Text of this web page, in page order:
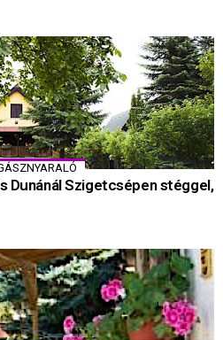
Dunánál Szigetcsépen stéggel,